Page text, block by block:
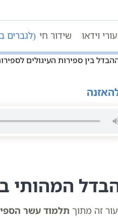
וידאו שידור חי (לגברים
עמוד ראשי
ההבדל בין ספירות
בין ספירות העיגולים
המהותי
זה מתוך תלמוד עשר